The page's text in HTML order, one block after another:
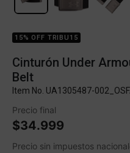
15% OFF TRIBU15
Cinturón Under
Belt
Item No. UA1305487-
Precio final
$34.999
Precio sin impuestos